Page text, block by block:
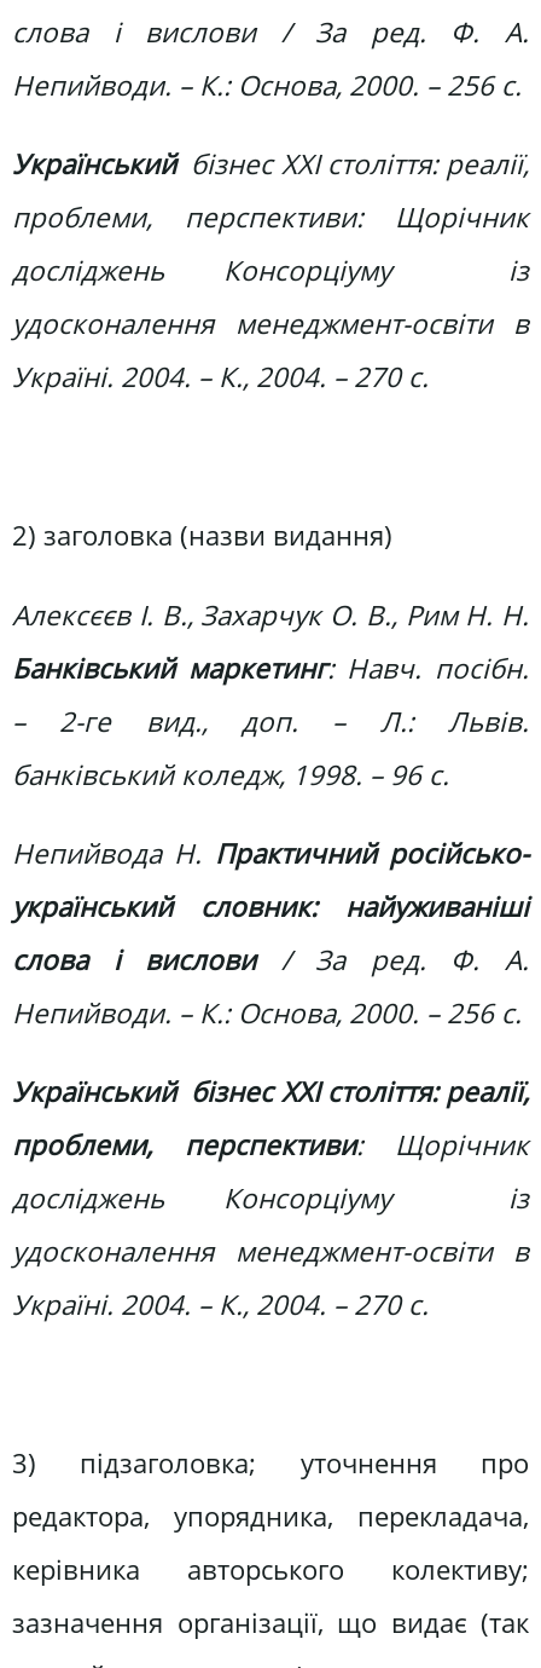
слова і вислови / За ред. Ф. А.
Непийводи. – К.: Основа, 2000. – 256 с.
Український бізнес ХХІ століття: реалії,
проблеми, перспективи: Щорічник
досліджень Консорціуму із
удосконалення менеджмент-освіти в
Україні. 2004. – К., 2004. – 270 с.
2) заголовка (назви видання)
Алексєєв І. В., Захарчук О. В., Рим Н. Н.
Банківський маркетинг: Навч. посібн.
– 2-ге вид., доп. – Л.: Львів.
банківський коледж, 1998. – 96 с.
Непийвода Н. Практичний російсько-
український словник: найуживаніші
слова і вислови / За ред. Ф. А.
Непийводи. – К.: Основа, 2000. – 256 с.
Український бізнес ХХІ століття: реалії,
проблеми, перспективи: Щорічник
досліджень Консорціуму із
удосконалення менеджмент-освіти в
Україні. 2004. – К., 2004. – 270 с.
3) підзаголовка; уточнення про
редактора, упорядника, перекладача,
керівника авторського колективу;
зазначення організації, що видає (так